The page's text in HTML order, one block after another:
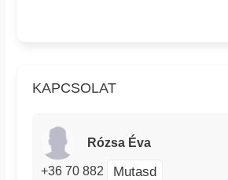
KAPCSOLAT
Rózsa Éva
+36 70 882 Mutasd